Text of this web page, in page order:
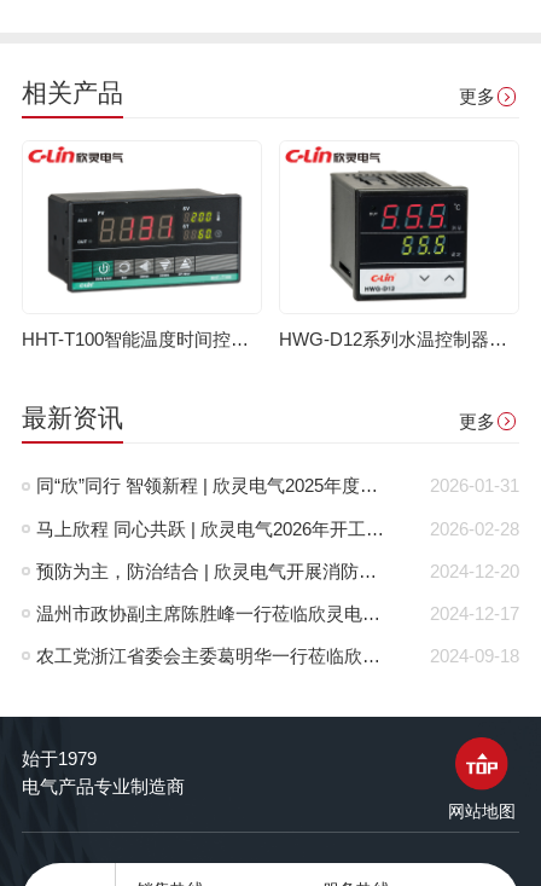
相关产品 更多
HHT-T100智能温度时间控制器（老款） HWG-D12系列水温控制器（老款）
最新资讯 更多
2026-01-31
同“欣”同行 智领新程 | 欣灵电气2025年度表彰总结大会暨新年酒会成功举办！
2026-02-28
马上欣程 同心共跃 | 欣灵电气2026年开工大吉！
2024-12-20
预防为主，防治结合 | 欣灵电气开展消防应急预案演练活动
2024-12-17
温州市政协副主席陈胜峰一行莅临欣灵电气调研指导
2024-09-18
农工党浙江省委会主委葛明华一行莅临欣灵电气考察调研
始于1979
电气产品专业制造商
网站地图